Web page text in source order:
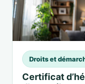
Droits et
Certificat